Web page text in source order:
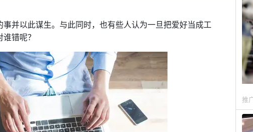
并以此谋生。与此同时，也有些人认为一旦把爱好当成工
错呢？
推